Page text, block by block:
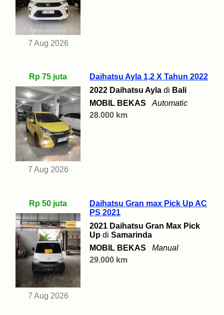
7 Aug 2026
Rp 75 juta
7 Aug 2026
Daihatsu Ayla 1,2 X Tahun 2022
2022 Daihatsu Ayla di Bali
MOBIL BEKAS
Automatic
28.000 km
Rp 50 juta
7 Aug 2026
Daihatsu Gran max Pick Up AC
PS 2021
2021 Daihatsu Gran Max Pick
Up di Samarinda
MOBIL BEKAS
Manual
29.000 km